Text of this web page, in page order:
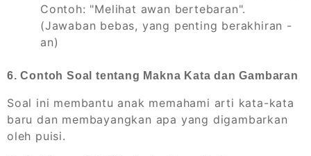
Contoh: "Melihat awan bertebaran".
(Jawaban bebas, yang penting berakhiran -
an)
6. Contoh Soal tentang Makna Kata dan Gambaran
Soal ini membantu anak memahami arti kata-kata
baru dan membayangkan apa yang digambarkan
oleh puisi.